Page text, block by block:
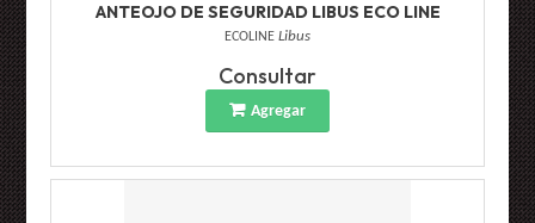
ANTEOJO DE SEGURIDAD LIBUS ECO LINE
ECOLINE Libus
Consultar
Agregar